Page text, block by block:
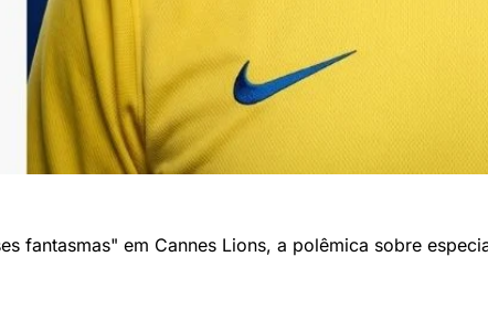
fantasmas" em Cannes Lions, a polêmica sobre